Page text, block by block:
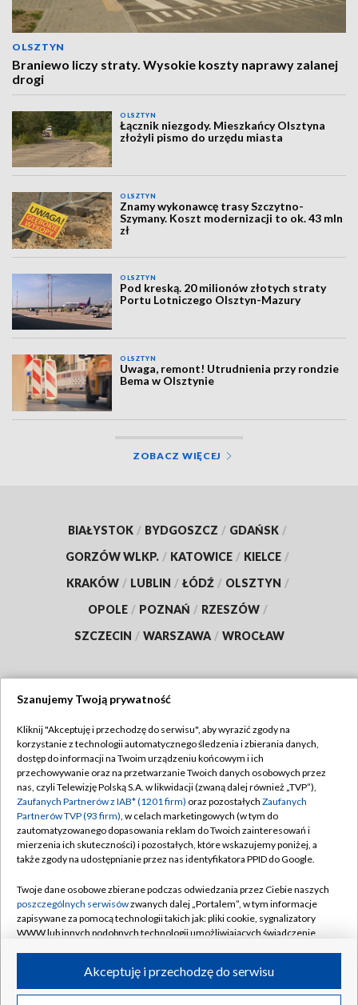
OLSZTYN
Braniewo liczy straty. Wysokie koszty naprawy zalanej
drogi
OLSZTYN
Łącznik niezgody. Mieszkańcy Olsztyna
złożyli pismo do urzędu miasta
OLSZTYN
Znamy wykonawcę trasy Szczytno-
Szymany. Koszt modernizacji to ok. 43 mln
zł
OLSZTYN
Pod kreską. 20 milionów złotych straty
Portu Lotniczego Olsztyn-Mazury
OLSZTYN
Uwaga, remont! Utrudnienia przy rondzie
Bema w Olsztynie
ZOBACZ WIĘCEJ
BIAŁYSTOK / BYDGOSZCZ / GDAŃSK /
GORZÓW WLKP. / KATOWICE / KIELCE /
KRAKÓW / LUBLIN / ŁÓDŹ / OLSZTYN /
OPOLE / POZNAŃ / RZESZÓW /
SZCZECIN / WARSZAWA / WROCŁAW
TVP
Abonament TVP
Emisja w TVP
Centrum informacji TVP
Naziemna Telewizja Cyfrowa
Rada Programowa
System NOS
Informacje o nadawcy
Program dla prasy
Regulamin TVP
Polityka prywatności
Moje zgody
Pomoc
Kontakt
Kanały
©2026 Telewizja Polska S.A. w likwidacji
Szanujemy Twoją prywatność
Kliknij "Akceptuję i przechodzę do serwisu", aby wyrazić zgody na
korzystanie z technologii automatycznego śledzenia i zbierania danych,
dostęp do informacji na Twoim urządzeniu końcowym i ich
przechowywanie oraz na przetwarzanie Twoich danych osobowych przez
nas, czyli Telewizję Polską S.A. w likwidacji (zwaną dalej również „TVP”),
Zaufanych Partnerów z IAB* (1201 firm) oraz pozostałych Zaufanych
Partnerów TVP (93 firm), w celach marketingowych (w tym do
zautomatyzowanego dopasowania reklam do Twoich zainteresowań i
mierzenia ich skuteczności) i pozostałych, które wskazujemy poniżej, a
także zgody na udostępnianie przez nas identyfikatora PPID do Google.
Twoje dane osobowe zbierane podczas odwiedzania przez Ciebie naszych
poszczególnych serwisówzwanych dalej „Portalem”, w tym informacje
zapisywane za pomocą technologii takich jak: pliki cookie, sygnalizatory
WWW lub innych podobnych technologii umożliwiających świadczenie
ruchu w Internecie.Akceptuję i przechodzę do serwisu